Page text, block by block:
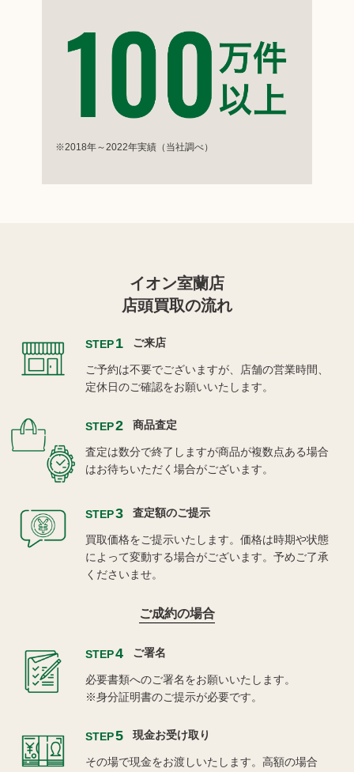
※2018年～2022年実績（当社調べ）
イオン室蘭店
店頭買取の流れ
STEP1 ご来店
ご予約は不要でございますが、店舗の営業時間、
定休日のご確認をお願いいたします。
STEP2 商品査定
査定は数分で終了しますが商品が複数点ある場合
はお待ちいただく場合がございます。
STEP3 査定額のご提示
買取価格をご提示いたします。価格は時期や状態
によって変動する場合がございます。予めご了承
くださいませ。
ご成約の場合
STEP4 ご署名
必要書類へのご署名をお願いいたします。
※身分証明書のご提示が必要です。
STEP5 現金お受け取り
その場で現金をお渡しいたします。高額の場合